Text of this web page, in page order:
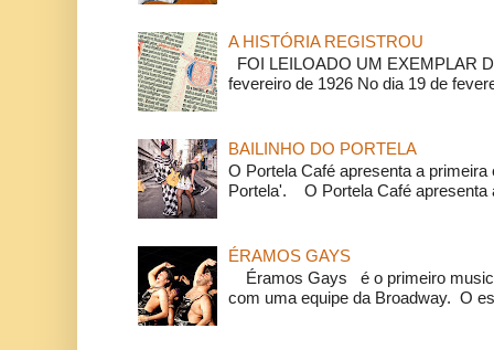
A HISTÓRIA REGISTROU
FOI LEILOADO UM EXEMPLAR
fevereiro de 1926 No dia 19 de
BAILINHO DO PORTELA
O Portela Café apresenta a
Portela'. O Portela Café apresenta
ÉRAMOS GAYS
Éramos Gays é o primeiro
com uma equipe da Broadway. O